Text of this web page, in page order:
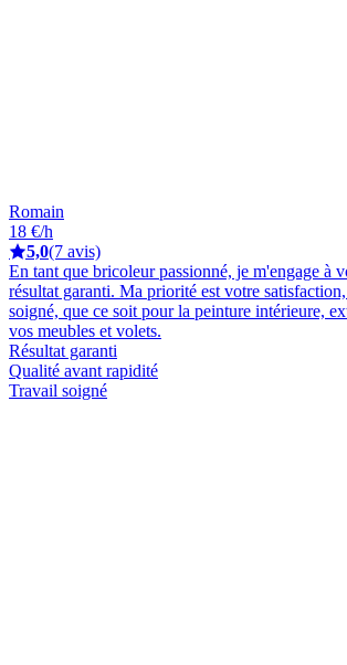
Romain
18 €/h
5,0(7 avis)
En tant que bricoleur passionné, je m'engage à
résultat garanti. Ma priorité est votre
soigné, que ce soit pour la peinture intérieure,
vos meubles et volets.
Résultat garanti
Qualité avant rapidité
Travail soigné